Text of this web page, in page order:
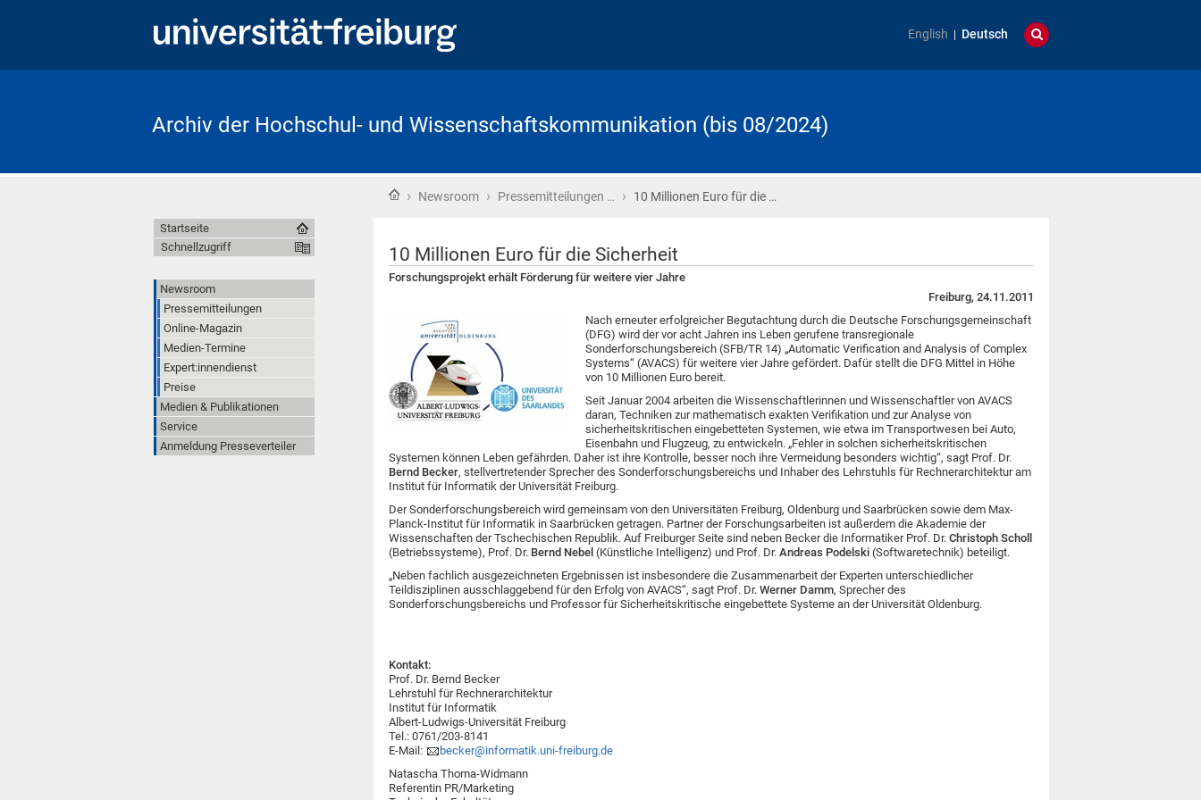
English Deutsch
Archiv der Hochschul- und Wissenschaftskommunikation (bis 08/2024)
Startseite
› Newsroom › Pressemitteilungen … › 10 Millionen Euro für die …
10 Millionen Euro für die Sicherheit
Forschungsprojekt erhält Förderung für weitere vier Jahre
Freiburg, 24.11.2011
Nach erneuter erfolgreicher Begutachtung durch die Deutsche Forschungsgemeinschaft
(DFG) wird der vor acht Jahren ins Leben gerufene transregionale
Sonderforschungsbereich (SFB/TR 14) „Automatic Verification and Analysis of Complex
Systems“ (AVACS) für weitere vier Jahre gefördert. Dafür stellt die DFG Mittel in Höhe
von 10 Millionen Euro bereit.
Seit Januar 2004 arbeiten die Wissenschaftlerinnen und Wissenschaftler von AVACS
daran, Techniken zur mathematisch exakten Verifikation und zur Analyse von
sicherheitskritischen eingebetteten Systemen, wie etwa im Transportwesen bei Auto,
Eisenbahn und Flugzeug, zu entwickeln. „Fehler in solchen sicherheitskritischen
Systemen können Leben gefährden. Daher ist ihre Kontrolle, besser noch ihre Vermeidung besonders wichtig“, sagt Prof. Dr.
Bernd Becker, stellvertretender Sprecher des Sonderforschungsbereichs und Inhaber des Lehrstuhls für Rechnerarchitektur am
Institut für Informatik der Universität Freiburg.
Der Sonderforschungsbereich wird gemeinsam von den Universitäten Freiburg, Oldenburg und Saarbrücken sowie dem Max-
Planck-Institut für Informatik in Saarbrücken getragen. Partner der Forschungsarbeiten ist außerdem die Akademie der
Wissenschaften der Tschechischen Republik. Auf Freiburger Seite sind neben Becker die Informatiker Prof. Dr. Christoph Scholl
(Betriebssysteme), Prof. Dr. Bernd Nebel (Künstliche Intelligenz) und Prof. Dr. Andreas Podelski (Softwaretechnik) beteiligt.
„Neben fachlich ausgezeichneten Ergebnissen ist insbesondere die Zusammenarbeit der Experten unterschiedlicher
Teildisziplinen ausschlaggebend für den Erfolg von AVACS“, sagt Prof. Dr. Werner Damm, Sprecher des
Sonderforschungsbereichs und Professor für Sicherheitskritische eingebettete Systeme an der Universität Oldenburg.
Kontakt:
Prof. Dr. Bernd Becker
Lehrstuhl für Rechnerarchitektur
Institut für Informatik
Albert-Ludwigs-Universität Freiburg
Tel.: 0761/203-8141
E-Mail:
becker@informatik.uni-freiburg.de
Natascha Thoma-Widmann
Referentin PR/Marketing
Startseite
Schnellzugriff
Newsroom
Pressemitteilungen
Online-Magazin
Medien-Termine
Expert:innendienst
Preise
Medien & Publikationen
Service
Anmeldung Presseverteiler